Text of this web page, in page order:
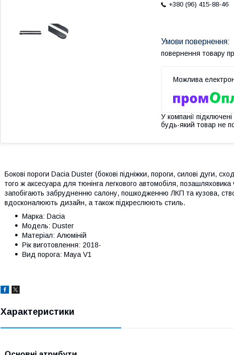
+380 (96) 415-88-46
повернення товару
У компанії
будь-який товар не
Бокові пороги Dacia Duster (бокові підніжки, пороги, силові дуги,
того ж аксесуара для тюнінга легкового автомобіля,
запобігають забрудненню салону, пошкодженню ЛКП та кузова,
вдосконалюють дизайн, а також підкреслюють стиль.
Марка: Dacia
Модель: Duster
Матеріал: Алюміній
Рік виготовлення: 2018-
Вид порога: Maya V1
Характеристики